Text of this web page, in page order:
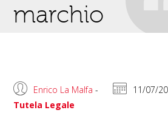
marchio
Enrico La Malfa - 11/07/
Tutela Legale